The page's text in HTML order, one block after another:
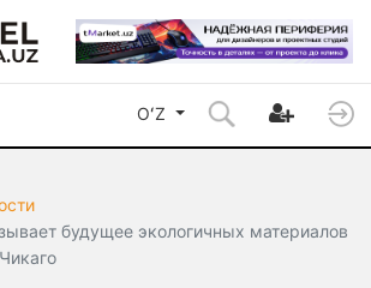
OʻZ
будущее экологичных материалов